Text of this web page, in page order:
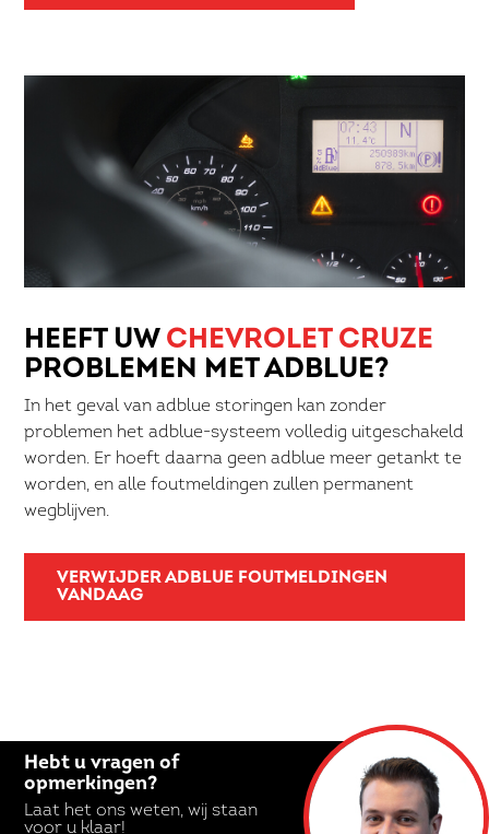
HEEFT UW CHEVROLET CRUZE
PROBLEMEN MET ADBLUE?
In het geval van adblue storingen kan zonder
problemen het adblue-systeem volledig uitgeschakeld
worden. Er hoeft daarna geen adblue meer getankt te
worden, en alle foutmeldingen zullen permanent
wegblijven.
VERWIJDER ADBLUE FOUTMELDINGEN
VANDAAG
Hebt u vragen of
opmerkingen?
Laat het ons weten, wij staan
voor u klaar!